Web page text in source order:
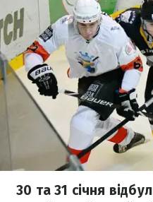
30 та 31 січня